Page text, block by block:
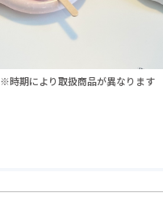
※時期により取扱商品が異なります